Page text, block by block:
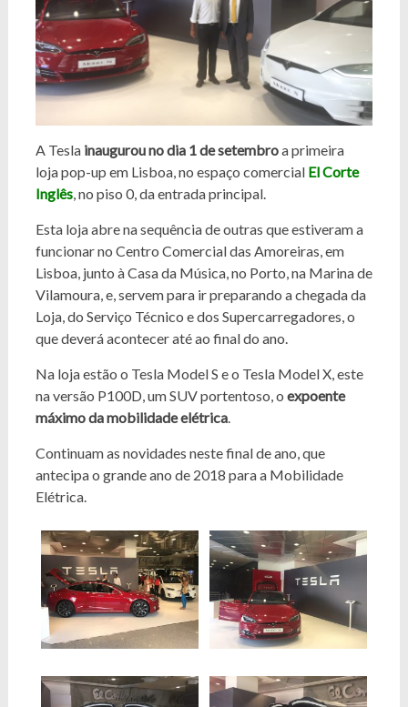
A Teslainaugurou no dia 1 de setembroa primeira
loja pop-up em Lisboa, no espaço comercial El Corte
Inglês, no piso 0, da entrada principal.
Esta loja abre na sequência de outras que estiveram a
funcionar no Centro Comercial das Amoreiras, em
Lisboa, junto à Casa da Música, no Porto, na Marina de
Vilamoura, e, servem para ir preparando a chegada da
Loja, do Serviço Técnico e dos Supercarregadores, o
que deverá acontecer até ao final do ano.
Na loja estão o Tesla Model S e o Tesla Model X, este
na versão P100D, um SUV portentoso, o expoente
máximo da mobilidade elétrica.
Continuam as novidades neste final de ano, que
antecipa o grande ano de 2018 para a Mobilidade
Elétrica.